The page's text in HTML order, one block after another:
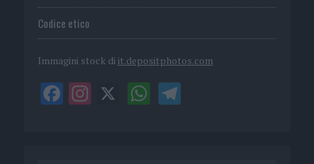
Codice etico
Immagini stock di it.depositphotos.com